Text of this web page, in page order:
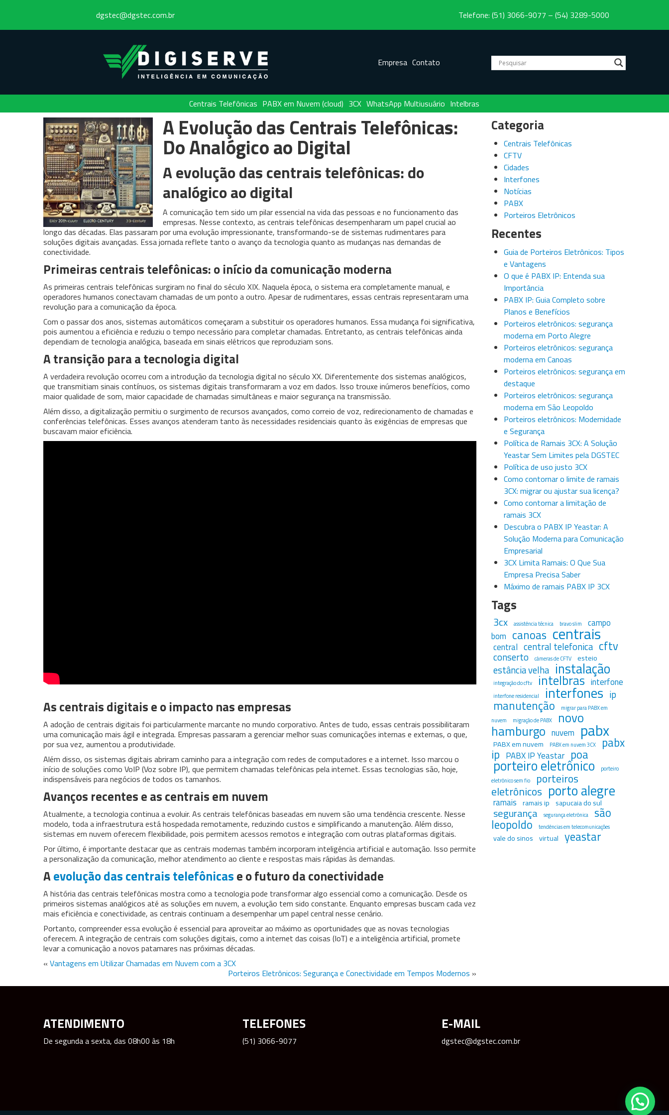
dgstec@dgstec.com.br Telefone: (51) 3066-9077 – (54) 3289-5000
Empresa Contato
Centrais Telefônicas PABX em Nuvem (cloud) 3CX WhatsApp Multiusuário Intelbras
A Evolução das Centrais Telefônicas:
Do Analógico ao Digital
A evolução das centrais telefônicas: do
analógico ao digital
A comunicação tem sido um pilar essencial na vida das pessoas e no funcionamento das
empresas. Nesse contexto, as centrais telefônicas desempenharam um papel crucial ao
longo das décadas. Elas passaram por uma evolução impressionante, transformando-se de sistemas rudimentares para
soluções digitais avançadas. Essa jornada reflete tanto o avanço da tecnologia quanto as mudanças nas demandas de
conectividade.
Primeiras centrais telefônicas: o início da comunicação moderna
As primeiras centrais telefônicas surgiram no final do século XIX. Naquela época, o sistema era completamente manual, e
operadores humanos conectavam chamadas de um ponto a outro. Apesar de rudimentares, essas centrais representaram uma
revolução para a comunicação da época.
Com o passar dos anos, sistemas automáticos começaram a substituir os operadores humanos. Essa mudança foi significativa,
pois aumentou a eficiência e reduziu o tempo necessário para completar chamadas. Entretanto, as centrais telefônicas ainda
dependiam de tecnologia analógica, baseada em sinais elétricos que reproduziam sons.
A transição para a tecnologia digital
A verdadeira revolução ocorreu com a introdução da tecnologia digital no século XX. Diferentemente dos sistemas analógicos,
que transmitiam sinais contínuos, os sistemas digitais transformaram a voz em dados. Isso trouxe inúmeros benefícios, como
maior qualidade de som, maior capacidade de chamadas simultâneas e maior segurança na transmissão.
Além disso, a digitalização permitiu o surgimento de recursos avançados, como correio de voz, redirecionamento de chamadas e
conferências telefônicas. Esses avanços atenderam tanto às necessidades residenciais quanto às exigências de empresas que
buscavam maior eficiência.
As centrais digitais e o impacto nas empresas
A adoção de centrais digitais foi particularmente marcante no mundo corporativo. Antes de tudo, essas centrais possibilitaram
uma comunicação mais ágil e integrada. Empresas passaram a gerenciar melhor suas comunicações internas e externas, o que,
por sua vez, aumentou a produtividade.
Além disso, os sistemas digitais abriram caminho para a integração com redes de computadores e a internet. Isso marcou o
início de soluções como VoIP (Voz sobre IP), que permitem chamadas telefônicas pela internet. Essas tecnologias são, hoje,
indispensáveis para negócios de todos os tamanhos.
Avanços recentes e as centrais em nuvem
Atualmente, a tecnologia continua a evoluir. As centrais telefônicas baseadas em nuvem são uma tendência crescente. Nesse
modelo, toda a infraestrutura está hospedada remotamente, reduzindo custos e simplificando a manutenção. Além disso,
sistemas em nuvem oferecem flexibilidade, pois permitem acessos remotos e integração com outras plataformas digitais.
Por último, é importante destacar que as centrais modernas também incorporam inteligência artificial e automação. Isso permite
a personalização da comunicação, melhor atendimento ao cliente e respostas mais rápidas às demandas.
Aevolução das centrais telefônicase o futuro da conectividade
A história das centrais telefônicas mostra como a tecnologia pode transformar algo essencial como a comunicação. Desde os
primeiros sistemas analógicos até as soluções em nuvem, a evolução tem sido constante. Enquanto empresas buscam cada vez
mais eficiência e conectividade, as centrais continuam a desempenhar um papel central nesse cenário.
Portanto, compreender essa evolução é essencial para aproveitar ao máximo as oportunidades que as novas tecnologias
oferecem. A integração de centrais com soluções digitais, como a internet das coisas (IoT) e a inteligência artificial, promete
levar a comunicação a novos patamares nas próximas décadas.
« Vantagens em Utilizar Chamadas em Nuvem com a 3CX
Porteiros Eletrônicos: Segurança e Conectividade em Tempos Modernos »
Categoria
Centrais Telefônicas
CFTV
Cidades
Interfones
Notícias
PABX
Porteiros Eletrônicos
Recentes
Guia de Porteiros Eletrônicos: Tipos
e Vantagens
O que é PABX IP: Entenda sua
Importância
PABX IP: Guia Completo sobre
Planos e Benefícios
Porteiros eletrônicos: segurança
moderna em Porto Alegre
Porteiros eletrônicos: segurança
moderna em Canoas
Porteiros eletrônicos: segurança em
destaque
Porteiros eletrônicos: segurança
moderna em São Leopoldo
Porteiros eletrônicos: Modernidade
e Segurança
Política de Ramais 3CX: A Solução
Yeastar Sem Limites pela DGSTEC
Política de uso justo 3CX
Como contornar o limite de ramais
3CX: migrar ou ajustar sua licença?
Como contornar a limitação de
ramais 3CX
Descubra o PABX IP Yeastar: A
Solução Moderna para Comunicação
Empresarial
3CX Limita Ramais: O Que Sua
Empresa Precisa Saber
Máximo de ramais PABX IP 3CX
Tags
3cx assistência técnica bravo slim
campo
bom canoas centrais
central central telefonica cftv
conserto câmeras de CFTV esteio
estância velha instalação
integração do cftv intelbras interfone
interfone residencial interfones ip
manutenção
migrar para PABX em
nuvem
migração de PABX novo
hamburgo nuvem pabx
PABX em nuvem PABX em nuvem 3CX pabx
ip PABX IP Yeastar poa
porteiro eletrônico
porteiro
eletrônico sem fio
porteiros
eletrônicos porto alegre
ramais ramais ip sapucaia do sul
segurança segurança eletrônica são
leopoldo tendências em telecomunicações
vale do sinos virtual yeastar
ATENDIMENTO
De segunda a sexta, das 08h00 às 18h
TELEFONES
(51) 3066-9077
E-MAIL
dgstec@dgstec.com.br